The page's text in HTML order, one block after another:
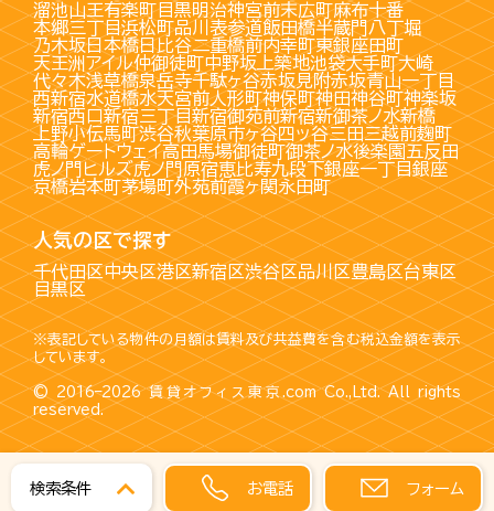
検索条件 お電話 フォーム
溜池山王有楽町目黒明治神宮前末広町麻布十番
本郷三丁目浜松町品川 表参道飯田橋半蔵門八丁堀
乃木坂日本橋日比谷二重橋前内幸町東銀座田町
天王洲アイル仲御徒町中野坂上築地池袋大手町大崎
代々木浅草橋泉岳寺千駄ヶ谷赤坂見附赤坂青山一丁目
西新宿水道橋水天宮前人形町神保町神田神谷町神楽坂
新宿西口新宿三丁目新宿御苑前新宿新御茶ノ水新橋
上野小伝馬町渋谷秋葉原市ヶ谷四ッ谷三田三越前麹町
高輪ゲートウェイ高田馬場御徒町御茶ノ水後楽園五反田
虎ノ門ヒルズ虎ノ門原宿恵比寿九段下銀座一丁目銀座
京橋岩本町茅場町外苑前霞ヶ関永田町
人気の区で探す
千代田区中央区港区新宿区渋谷区品川区豊島区台東区
目黒区
※表記している物件の月額は賃料及び共益費を含む税込金額を表示
しています。
© 2016–2026賃貸オフィス東京.comCo.,Ltd. All rights
reserved.